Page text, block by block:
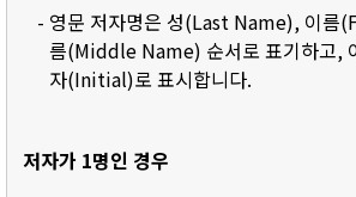
- 영문 저자명은 성(Last Name), 이름
름(Middle Name) 순서로 표기하고,
자(Initial)로 표시합니다.
저자가 1명인 경우